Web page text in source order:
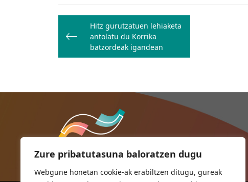
Zure pribatutasuna baloratzen dugu
Webgune honetan cookie-ak erabiltzen ditugu, gureak
Bidalketetan
zehar
nabigatu
Hitz gurutzatuen lehiaketa
antolatu du Korrika
batzordeak igandean